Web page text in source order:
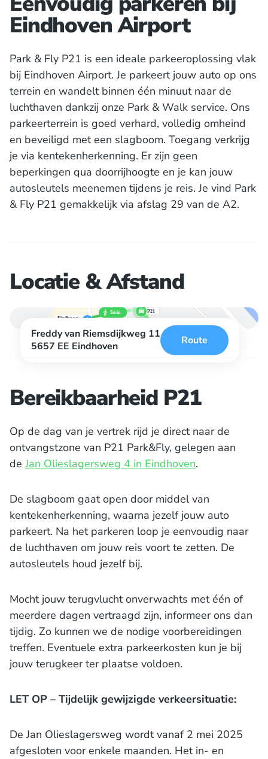
Eindhoven Airport
Park & Fly P21 is een ideale parkeeroplossing vlak
bij Eindhoven Airport. Je parkeert jouw auto op ons
terrein en wandelt binnen één minuut naar de
luchthaven dankzij onze Park & Walk service. Ons
parkeerterrein is goed verhard, volledig omheind
en beveiligd met een slagboom. Toegang verkrijg
je via kentekenherkenning. Er zijn geen
beperkingen qua doorrijhoogte en je kan jouw
autosleutels meenemen tijdens je reis. Je vind Park
& Fly P21 gemakkelijk via afslag 29 van de A2.
Locatie & Afstand
Freddy van Riemsdijkweg 11
5657 EE Eindhoven
Route
Bereikbaarheid P21
Op de dag van je vertrek rijd je direct naar de
ontvangstzone van P21 Park&Fly, gelegen aan
deJan Olieslagersweg 4 in Eindhoven.
De slagboom gaat open door middel van
kentekenherkenning, waarna jezelf jouw auto
parkeert. Na het parkeren loop je eenvoudig naar
de luchthaven om jouw reis voort te zetten. De
autosleutels houd jezelf bij.
Mocht jouw terugvlucht onverwachts met één of
meerdere dagen vertraagd zijn, informeer ons dan
tijdig. Zo kunnen we de nodige voorbereidingen
treffen. Eventuele extra parkeerkosten kun je bij
jouw terugkeer ter plaatse voldoen.
LET OP – Tijdelijk gewijzigde verkeersituatie:
De Jan Olieslagersweg wordt vanaf 2 mei 2025
afgesloten voor enkele maanden. Het in- en